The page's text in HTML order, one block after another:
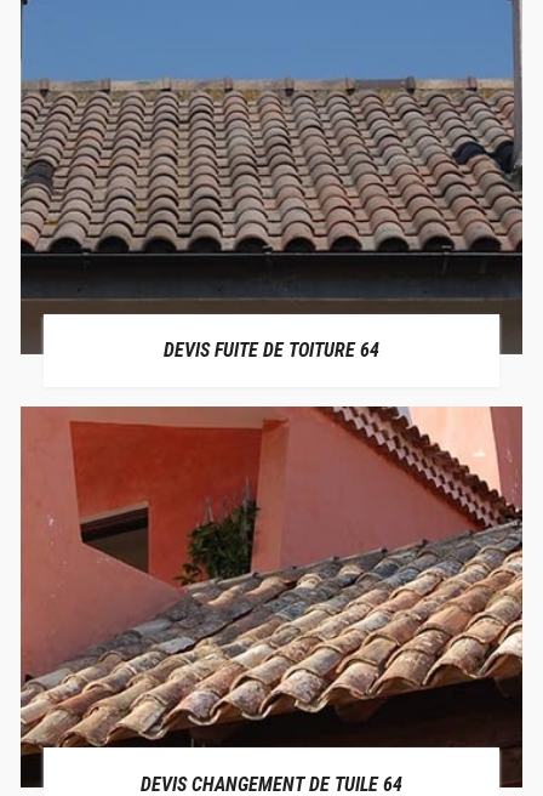
DEVIS FUITE DE TOITURE 64
DEVIS CHANGEMENT DE TUILE 64